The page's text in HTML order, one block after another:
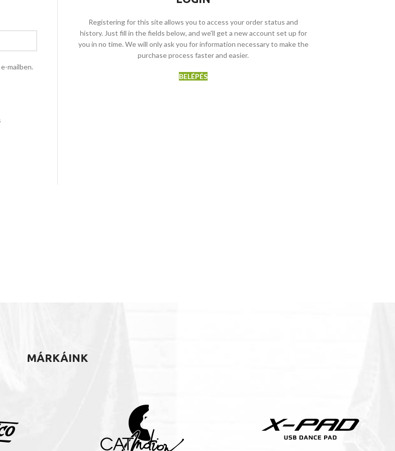
mailben.
Registering for this site allows you to access your order status and
history. Just fill in the fields below, and we'll get a new account set up for
you in no time. We will only ask you for information necessary to make the
purchase process faster and easier.
BELÉPÉS
MÁRKÁINK